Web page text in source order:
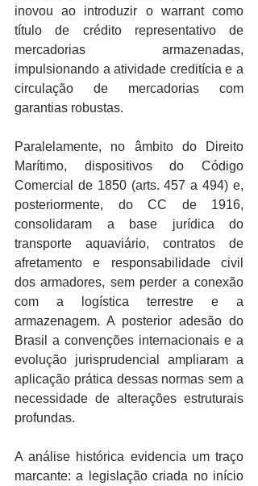
inovou ao introduzir o warrant como
título de crédito representativo de
mercadorias armazenadas,
impulsionando a atividade creditícia e a
circulação de mercadorias com
garantias robustas.
Paralelamente, no âmbito do Direito
Marítimo, dispositivos do Código
Comercial de 1850 (arts. 457 a 494) e,
posteriormente, do CC de 1916,
consolidaram a base jurídica do
transporte aquaviário, contratos de
afretamento e responsabilidade civil
dos armadores, sem perder a conexão
com a logística terrestre e a
armazenagem. A posterior adesão do
Brasil a convenções internacionais e a
evolução jurisprudencial ampliaram a
aplicação prática dessas normas sem a
necessidade de alterações estruturais
profundas.
A análise histórica evidencia um traço
marcante: a legislação criada no início